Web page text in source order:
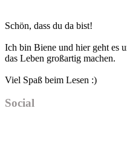
Sidebar
Schön, dass du da bist!
Ich bin Biene und hier geht es
das Leben großartig machen.
Viel Spaß beim Lesen :)
Social